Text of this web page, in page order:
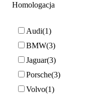
Homologacja
Audi 1
BMW 3
Jaguar 3
Porsche 3
Volvo 1